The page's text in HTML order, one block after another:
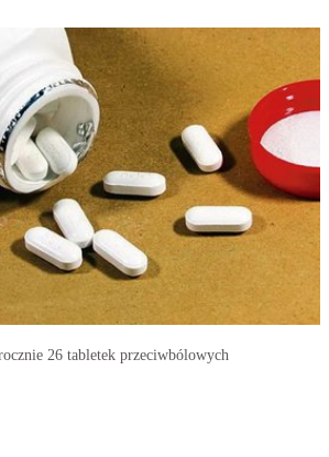
26 tabletek przeciwbólowych